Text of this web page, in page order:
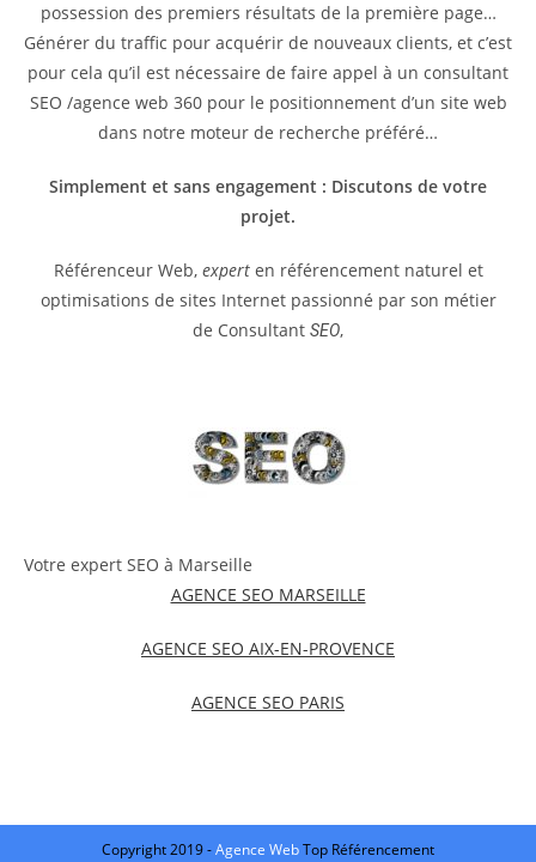
possession des premiers résultats de la première page…
Générer du traffic pour acquérir de nouveaux clients, et c’est
pour cela qu’il est nécessaire de faire appel à un consultant
SEO /agence web 360 pour le positionnement d’un site web
dans notre moteur de recherche préféré…
Simplement et sans engagement : Discutons de votre
projet.
Référenceur Web, experten référencement naturel et
optimisations de sites Internet passionné par son métier
de Consultant SEO,
Votre expert SEO à Marseille
AGENCE SEO MARSEILLE
AGENCE SEO AIX-EN-PROVENCE
AGENCE SEO PARIS
Copyright 2019 -Agence WebTop Référencement